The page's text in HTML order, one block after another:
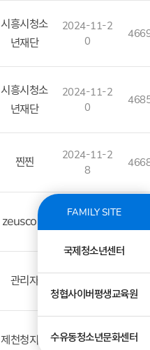
FAMILY SITE
국제청소년센터
청협사이버평생교육원
수유동청소년문화센터
시흥시청소
년재단
2024-11-2
0
시흥시청소
년재단
2024-11-2
0
찐찐
2024-11-2
8
zeuscom
2024-12-0
4
관리자
2024-12-0
9
제천청지사
2024-12-1